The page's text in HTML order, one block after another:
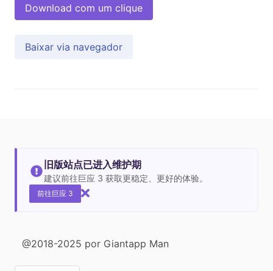
Download com um clique
Baixar via navegador
旧版站点已进入维护期
建议前往巨应 3 获取更稳定、更好的体验。
前往巨应 3
@2018-2025 por Giantapp Man